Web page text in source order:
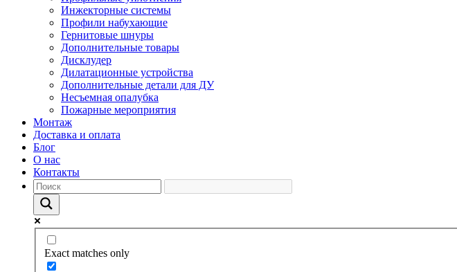
Инжекторные системы
Профили набухающие
Гернитовые шнуры
Дополнительные товары
Дисклудер
Дилатационные устройства
Дополнительные детали для ДУ
Несъемная опалубка
Пожарные мероприятия
Монтаж
Доставка и оплата
Блог
О нас
Контакты
Exact matches only